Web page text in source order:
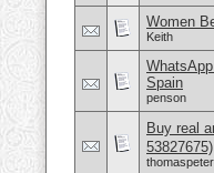
Women
Keith
Spain
penson
Buy real
53827675)